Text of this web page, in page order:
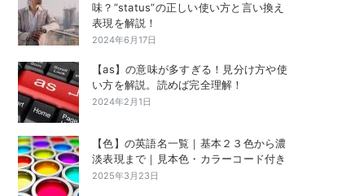
味？”status”の正しい使い方と言い換え
表現を解説！
2024年6月17日
【as】の意味が多すぎる！見分け方や使
い方を解説。読めば完全理解！
2024年2月1日
【色】の英語名一覧｜基本２３色から濃
淡表現まで｜見本色・カラーコード付き
2025年3月23日